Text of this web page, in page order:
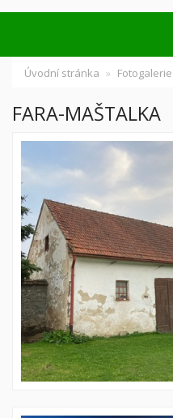
Úvodní stránka Fotogalerie
FARA-MAŠTALKA